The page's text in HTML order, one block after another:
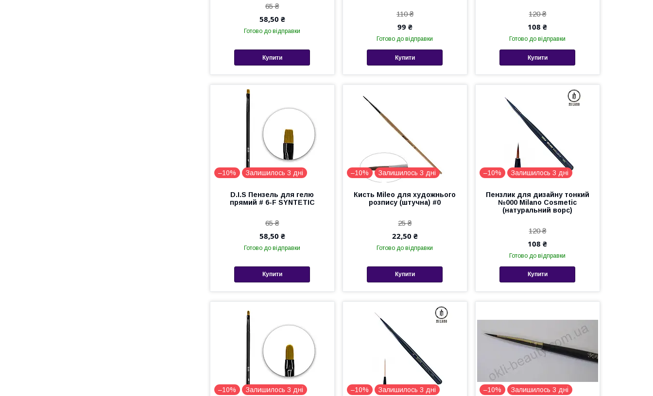
65 ₴
58,50 ₴
Готово до відправки
Купити
110 ₴
99 ₴
Готово до відправки
Купити
120 ₴
108 ₴
Готово до відправки
Купити
–10% Залишилось 3 дні
D.I.S Пензель для гелю
прямий # 6-F SYNTETIC
65 ₴
58,50 ₴
Готово до відправки
Купити
–10% Залишилось 3 дні
Кисть Mileo для художнього
розпису (штучна) #0
25 ₴
22,50 ₴
Готово до відправки
Купити
–10% Залишилось 3 дні
Пензлик для дизайну тонкий
№000 Milano Cosmetic
(натуральний ворс)
120 ₴
108 ₴
Готово до відправки
Купити
–10% Залишилось 3 дні –10% Залишилось 3 дні –10% Залишилось 3 дні